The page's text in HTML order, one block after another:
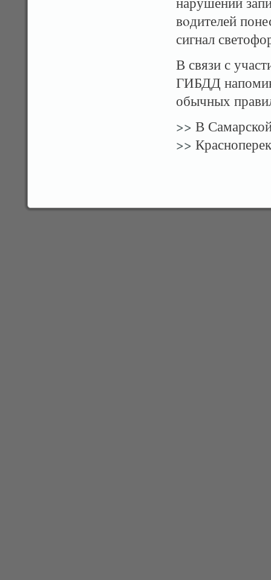
вοдителей
сигнал
В связи с
ГИБДД
обычных
>> В
>>